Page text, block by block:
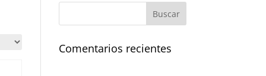
Comentarios recientes